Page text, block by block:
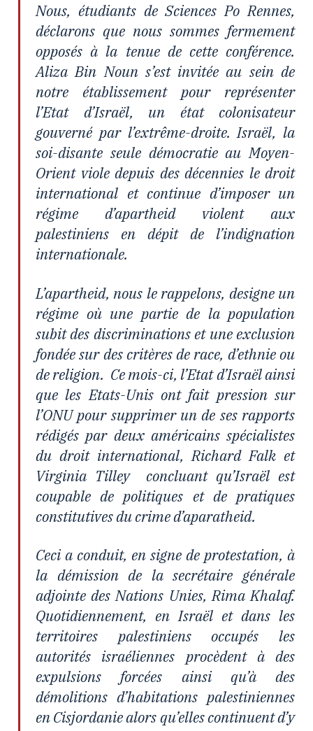
Nous, étudiants de Sciences Po Rennes,
déclarons que nous sommes fermement
opposés à la tenue de cette conférence.
Aliza Bin Noun s’est invitée au sein de
notre établissement pour représenter
l’Etat d’Israël, un état colonisateur
gouverné par l’extrême-droite. Israël, la
soi-disante seule démocratie au Moyen-
Orient viole depuis des décennies le droit
international et continue d’imposer un
régime d’apartheid violent aux
palestiniens en dépit de l’indignation
internationale.
L’apartheid, nous le rappelons, designe un
régime où une partie de la population
subit des discriminations et une exclusion
fondée sur des critères de race, d’ethnie ou
de religion. Ce mois-ci, l’Etat d’Israël ainsi
que les Etats-Unis ont fait pression sur
l’ONU pour supprimer un de ses rapports
rédigés par deux américains spécialistes
du droit international, Richard Falk et
Virginia Tilley concluant qu’Israël est
coupable de politiques et de pratiques
constitutives du crime d’aparatheid.
Ceci a conduit, en signe de protestation, à
la démission de la secrétaire générale
adjointe des Nations Unies, Rima Khalaf.
Quotidiennement, en Israël et dans les
territoires palestiniens occupés les
autorités israéliennes procèdent à des
expulsions forcées ainsi qu’à des
démolitions d’habitations palestiniennes
en Cisjordanie alors qu’elles continuent d’y